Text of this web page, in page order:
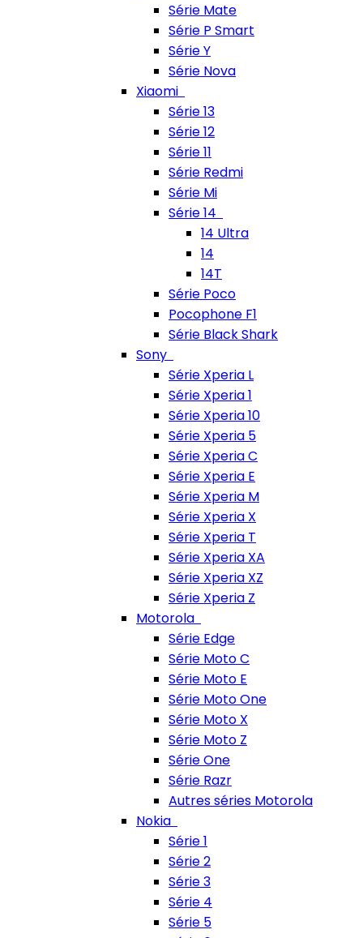
Série Mate
Série P Smart
Série Y
Série Nova
Xiaomi
Série 13
Série 12
Série 11
Série Redmi
Série Mi
Série 14
14 Ultra
14
14T
Série Poco
Pocophone F1
Série Black Shark
Sony
Série Xperia L
Série Xperia 1
Série Xperia 10
Série Xperia 5
Série Xperia C
Série Xperia E
Série Xperia M
Série Xperia X
Série Xperia T
Série Xperia XA
Série Xperia XZ
Série Xperia Z
Motorola
Série Edge
Série Moto C
Série Moto E
Série Moto One
Série Moto X
Série Moto Z
Série One
Série Razr
Autres séries Motorola
Nokia
Série 1
Série 2
Série 3
Série 4
Série 5